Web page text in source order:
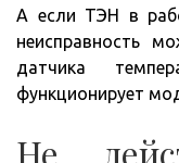
А если ТЭН в
неисправность
датчика
функционирует
Не